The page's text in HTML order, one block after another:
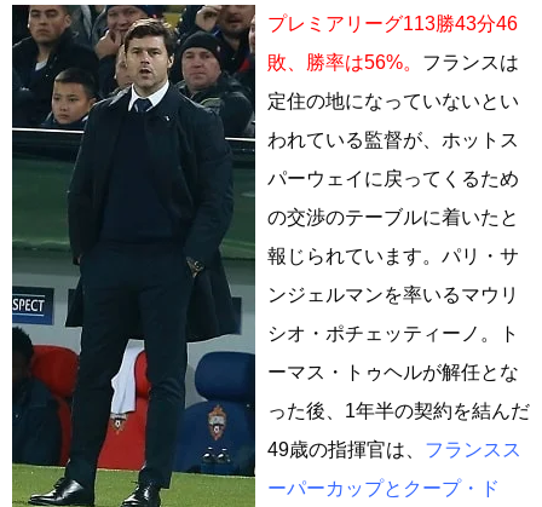
プレミアリーグ113勝43分46
敗、勝率は56%。 フランスは
定住の地になっていないとい
われている監督が、ホットス
パーウェイに戻ってくるため
の交渉のテーブルに着いたと
報じられています。パリ・サ
ンジェルマンを率いるマウリ
シオ・ポチェッティーノ。ト
ーマス・トゥヘルが解任とな
った後、1年半の契約を結んだ
49歳の指揮官は、 フランスス
ーパーカップとクープ・ド